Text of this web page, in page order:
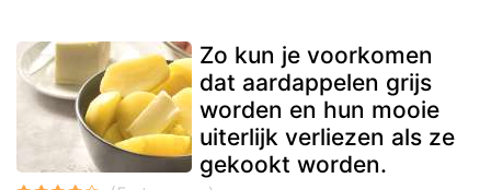
Zo kun je voorkomen
dat aardappelen grijs
worden en hun mooie
uiterlijk verliezen als ze
gekookt worden.